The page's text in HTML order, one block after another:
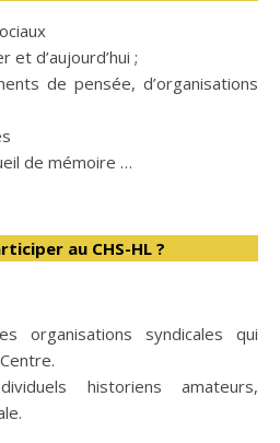
et d’aujourd’hui ;
de pensée, d’organisations
de mémoire …
au CHS-HL ?
organisations syndicales qui
historiens amateurs,